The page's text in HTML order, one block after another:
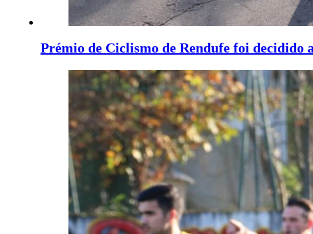
Prémio de Ciclismo de Rendufe foi decidido